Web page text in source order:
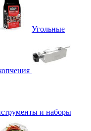
Угольные
и наборы